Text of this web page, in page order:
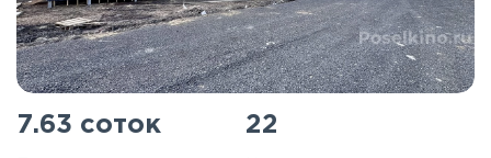
7.63 соток 22